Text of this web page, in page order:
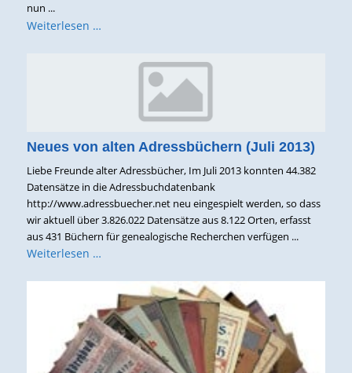
nun ...
Weiterlesen …
Neues von alten Adressbüchern (Juli 2013)
Liebe Freunde alter Adressbücher, Im Juli 2013 konnten 44.382
Datensätze in die Adressbuchdatenbank
http://www.adressbuecher.net neu eingespielt werden, so dass
wir aktuell über 3.826.022 Datensätze aus 8.122 Orten, erfasst
aus 431 Büchern für genealogische Recherchen verfügen ...
Weiterlesen …